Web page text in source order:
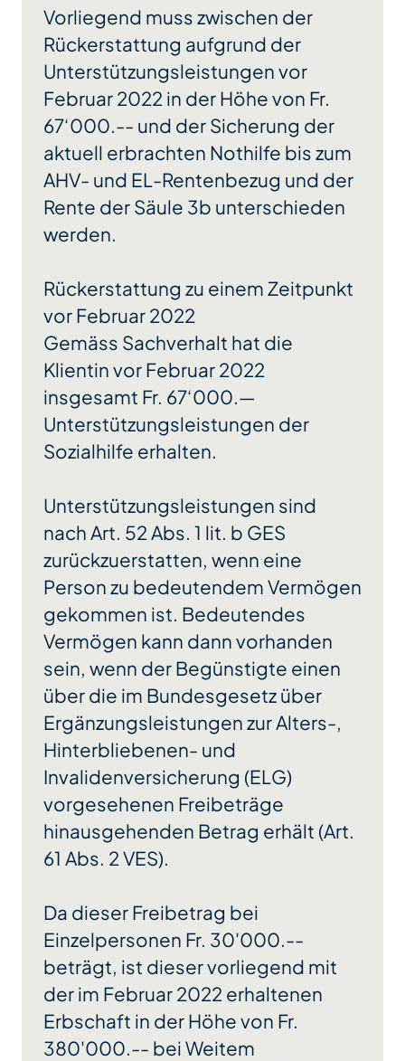
Vorliegend muss zwischen der
Rückerstattung aufgrund der
Unterstützungsleistungen vor
Februar 2022 in der Höhe von Fr.
67‘000.-- und der Sicherung der
aktuell erbrachten Nothilfe bis zum
AHV- und EL-Rentenbezug und der
Rente der Säule 3b unterschieden
werden.
Rückerstattung zu einem Zeitpunkt
vor Februar 2022
Gemäss Sachverhalt hat die
Klientin vor Februar 2022
insgesamt Fr. 67‘000.—
Unterstützungsleistungen der
Sozialhilfe erhalten.
Unterstützungsleistungen sind
nach Art. 52 Abs. 1 lit. b GES
zurückzuerstatten, wenn eine
Person zu bedeutendem Vermögen
gekommen ist. Bedeutendes
Vermögen kann dann vorhanden
sein, wenn der Begünstigte einen
über die im Bundesgesetz über
Ergänzungsleistungen zur Alters-,
Hinterbliebenen- und
Invalidenversicherung (ELG)
vorgesehenen Freibeträge
hinausgehenden Betrag erhält (Art.
61 Abs. 2 VES).
Da dieser Freibetrag bei
Einzelpersonen Fr. 30'000.--
beträgt, ist dieser vorliegend mit
der im Februar 2022 erhaltenen
Erbschaft in der Höhe von Fr.
380'000.-- bei Weitem